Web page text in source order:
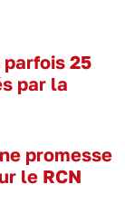
parfois 25
par la
promesse
le RCN